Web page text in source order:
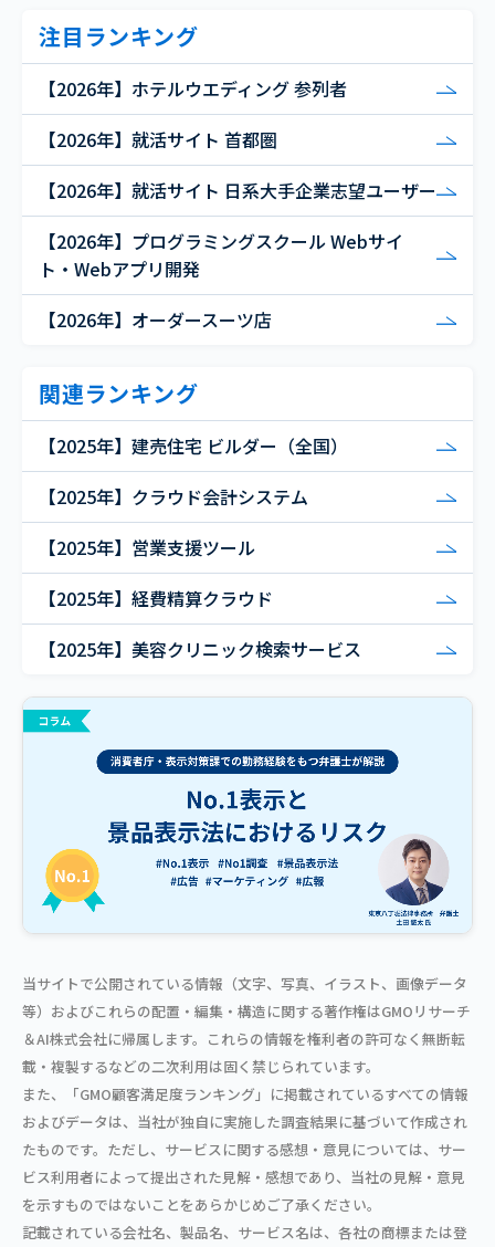
注目ランキング
【2026年】ホテルウエディング 参列者
【2026年】就活サイト 首都圏
【2026年】就活サイト 日系大手企業志望ユーザー
【2026年】プログラミングスクール Webサイ
ト・Webアプリ開発
【2026年】オーダースーツ店
関連ランキング
【2025年】建売住宅 ビルダー（全国）
【2025年】クラウド会計システム
【2025年】営業支援ツール
【2025年】経費精算クラウド
【2025年】美容クリニック検索サービス
当サイトで公開されている情報（文字、写真、イラスト、画像データ
等）およびこれらの配置・編集・構造に関する著作権はGMOリサーチ
＆AI株式会社に帰属します。これらの情報を権利者の許可なく無断転
載・複製するなどの二次利用は固く禁じられています。
また、「GMO顧客満足度ランキング」に掲載されているすべての情報
およびデータは、当社が独自に実施した調査結果に基づいて作成され
たものです。ただし、サービスに関する感想・意見については、サー
ビス利用者によって提出された見解・感想であり、当社の見解・意見
を示すものではないことをあらかじめご了承ください。
記載されている会社名、製品名、サービス名は、各社の商標または登